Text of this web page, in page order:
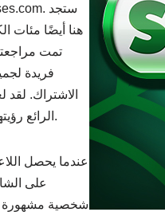
هنا أيضًا مئات
تمت
فريدة
الاشتراك. لقد
الرائع رؤيتها مجددًا بعد سنوات عديدة.
عندما يحصل
على
شخصية مشهورة